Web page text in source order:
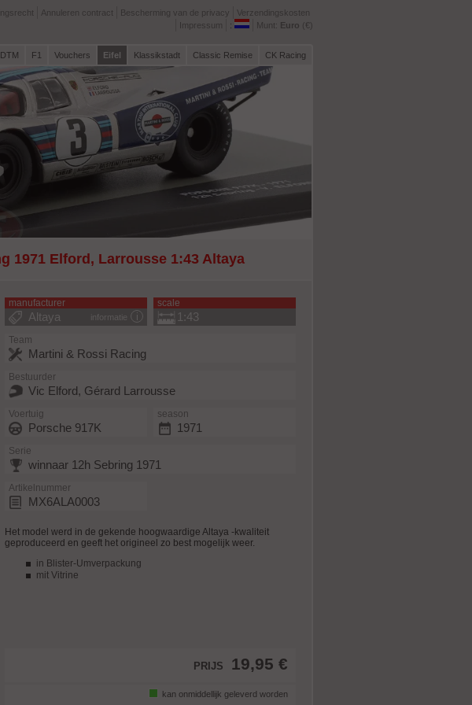
Annuleren contract Bescherming van de privacy
Verzendingskosten
Impressum
: Munt: Euro (€)
DTM F1 Vouchers Eifel Klassikstadt Classic Remise CK Racing
1971 Elford, Larrousse 1:43 Altaya
manufacturer
informatie
Altaya
scale
1:43
Team
Martini & Rossi Racing
Bestuurder
Vic Elford, Gérard Larrousse
Voertuig
Porsche 917K
season
1971
Serie
winnaar 12h Sebring 1971
Artikelnummer
MX6ALA0003
Het model werd in de gekende hoogwaardige Altaya -kwaliteit
geproduceerd en geeft het origineel zo best mogelijk weer.
in Blister-Umverpackung
mit Vitrine
PRIJS 19,95 €
kan onmiddellijk geleverd worden